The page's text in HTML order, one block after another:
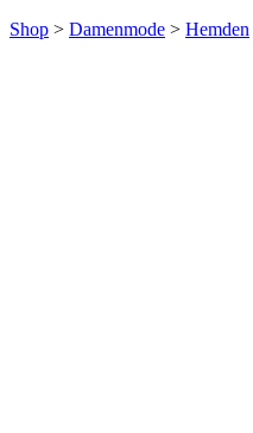
Shop > Damenmode > Hemden